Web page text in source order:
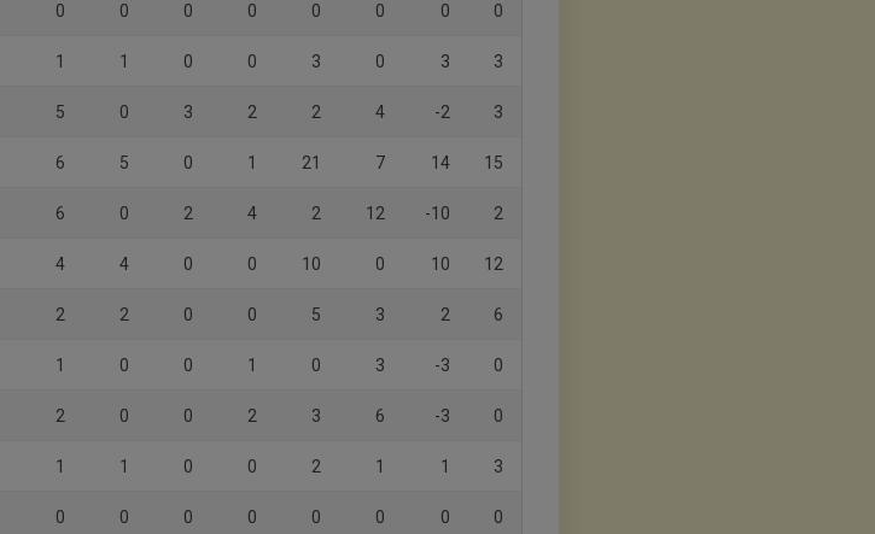
0 0 0 0 0 0 0 0
1 1 0 0 3 0 3 3
5 0 3 2 2 4 -2 3
6 5 0 1 21 7 14 15
6 0 2 4 2 12 -10 2
4 4 0 0 10 0 10 12
2 2 0 0 5 3 2 6
1 0 0 1 0 3 -3 0
2 0 0 2 3 6 -3 0
1 1 0 0 2 1 1 3
0 0 0 0 0 0 0 0